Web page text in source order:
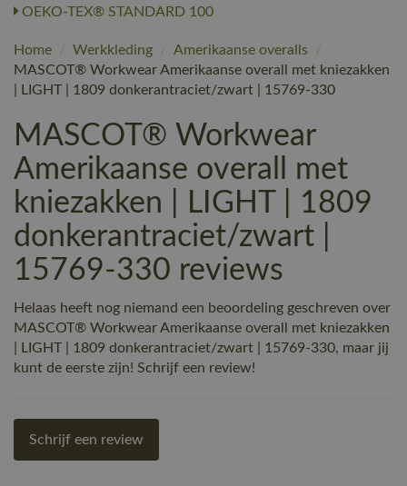
OEKO-TEX® STANDARD 100
Home / Werkkleding / Amerikaanse overalls
/
MASCOT® Workwear Amerikaanse overall met kniezakken
| LIGHT | 1809 donkerantraciet/zwart | 15769-330
MASCOT® Workwear
Amerikaanse overall met
kniezakken | LIGHT | 1809
donkerantraciet/zwart |
15769-330 reviews
Helaas heeft nog niemand een beoordeling geschreven over
MASCOT® Workwear Amerikaanse overall met kniezakken
| LIGHT | 1809 donkerantraciet/zwart | 15769-330, maar jij
kunt de eerste zijn! Schrijf een review!
Schrijf een review